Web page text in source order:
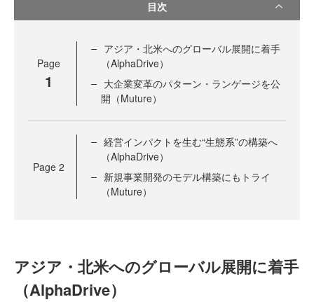
目次
Page
1
アジア・北米へのグローバル展開に着手
（AlphaDrive）
大企業変革のパターン・ランゲージを公
開（Muture）
Page 2
経営インパクトを生む“生態系”の構築へ
（AlphaDrive）
新規事業開発のモデル構築にもトライ
（Muture）
アジア・北米へのグローバル展開に着手
（AlphaDrive）